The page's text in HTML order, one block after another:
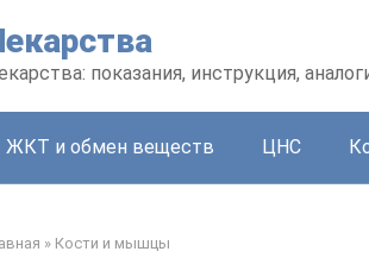
показания, инструкция,
ЖКТ и обмен веществ ЦНС
» Кости и мышцы